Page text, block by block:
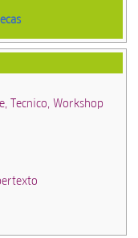
Tecnico, Workshop